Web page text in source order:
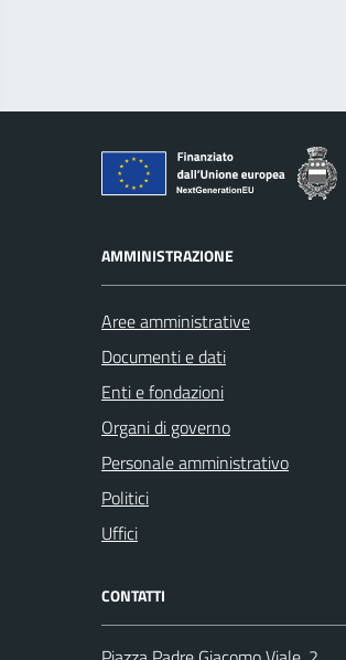
AMMINISTRAZIONE
Aree amministrative
Documenti e dati
Enti e fondazioni
Organi di governo
Personale amministrativo
Politici
Uffici
CONTATTI